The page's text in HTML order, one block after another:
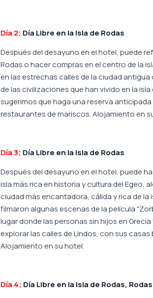
Día 2; Día Libre en la Isla de Rodas
Después del desayuno en el hotel, puede
Rodas o hacer compras en el centro de la
en las estrechas calles de la ciudad
de las civilizaciones que han vivido en la
sugerimos que haga una reserva
restaurantes de mariscos. Alojamiento en
Día 3; Día Libre en la Isla de Rodas
Después del desayuno en el hotel, puede
isla más rica en historia y cultura del Egeo,
ciudad más encantadora, cálida y rica de la
filmaron algunas escenas de la película
lugar donde las personas sin hijos en
explorar las calles de Lindos, con sus
Alojamiento en su hotel.
Día 4; Día Libre en la Isla de Rodas,